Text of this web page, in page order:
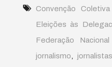
Convenção
Eleições às
Federação
jornalismo
jornalistas